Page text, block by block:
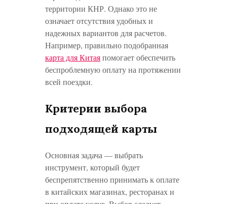
территории КНР. Однако это не
означает отсутствия удобных и
надежных вариантов для расчетов.
Например, правильно подобранная
карта для Китаяпомогает обеспечить
беспроблемную оплату на протяжении
всей поездки.
Критерии выбора
подходящей карты
Основная задача — выбрать
инструмент, который будет
беспрепятственно принимать к оплате
в китайских магазинах, ресторанах и